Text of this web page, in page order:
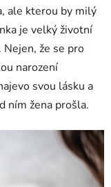
ale kterou by milý
je velký životní
Nejen, že se pro
narození
svou lásku a
ním žena prošla.